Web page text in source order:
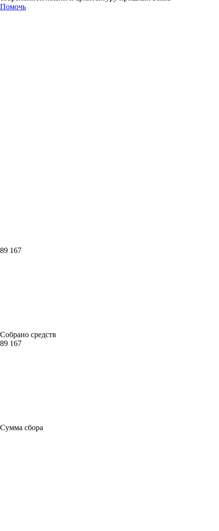
Помочь
89 167
Собрано средств
89 167
Сумма сбора